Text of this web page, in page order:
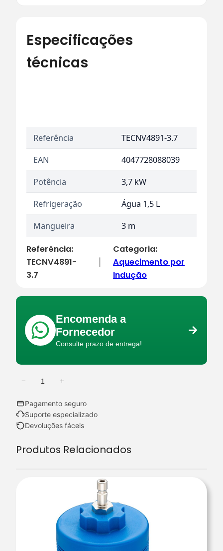
Especificações
técnicas
Referência
TECNV4891-3.7
EAN
4047728088039
Potência
3,7 kW
Refrigeração
Água 1,5 L
Mangueira
3 m
Referência:
TECNV4891-
3.7
Categoria:
Aquecimento por
Indução
Encomenda a
Fornecedor
Consulte prazo de entrega!
a
n
i
− +
Pagamento seguro
Suporte especializado
Devoluções fáceis
Produtos Relacionados